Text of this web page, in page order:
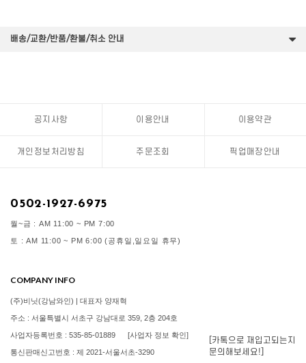
배송/교환/반품/환불/취소 안내
공지사항 이용안내 이용약관
개인정보처리방침 주문조회 픽업매장안내
0502-1927-6975
월~금 : AM 11:00 ~ PM 7:00
토 : AM 11:00 ~ PM 6:00 (공휴일,일요일 휴무)
COMPANY INFO
(주)비닛(강남와인) | 대표자 양재혁
주소 : 서울특별시 서초구 강남대로 359, 2층 204호
사업자등록번호 : 535-85-01889 [사업자 정보 확인]
통신판매신고번호 : 제 2021-서울서초-3290
[카톡으로 재입고되는지
문의해보세요!]